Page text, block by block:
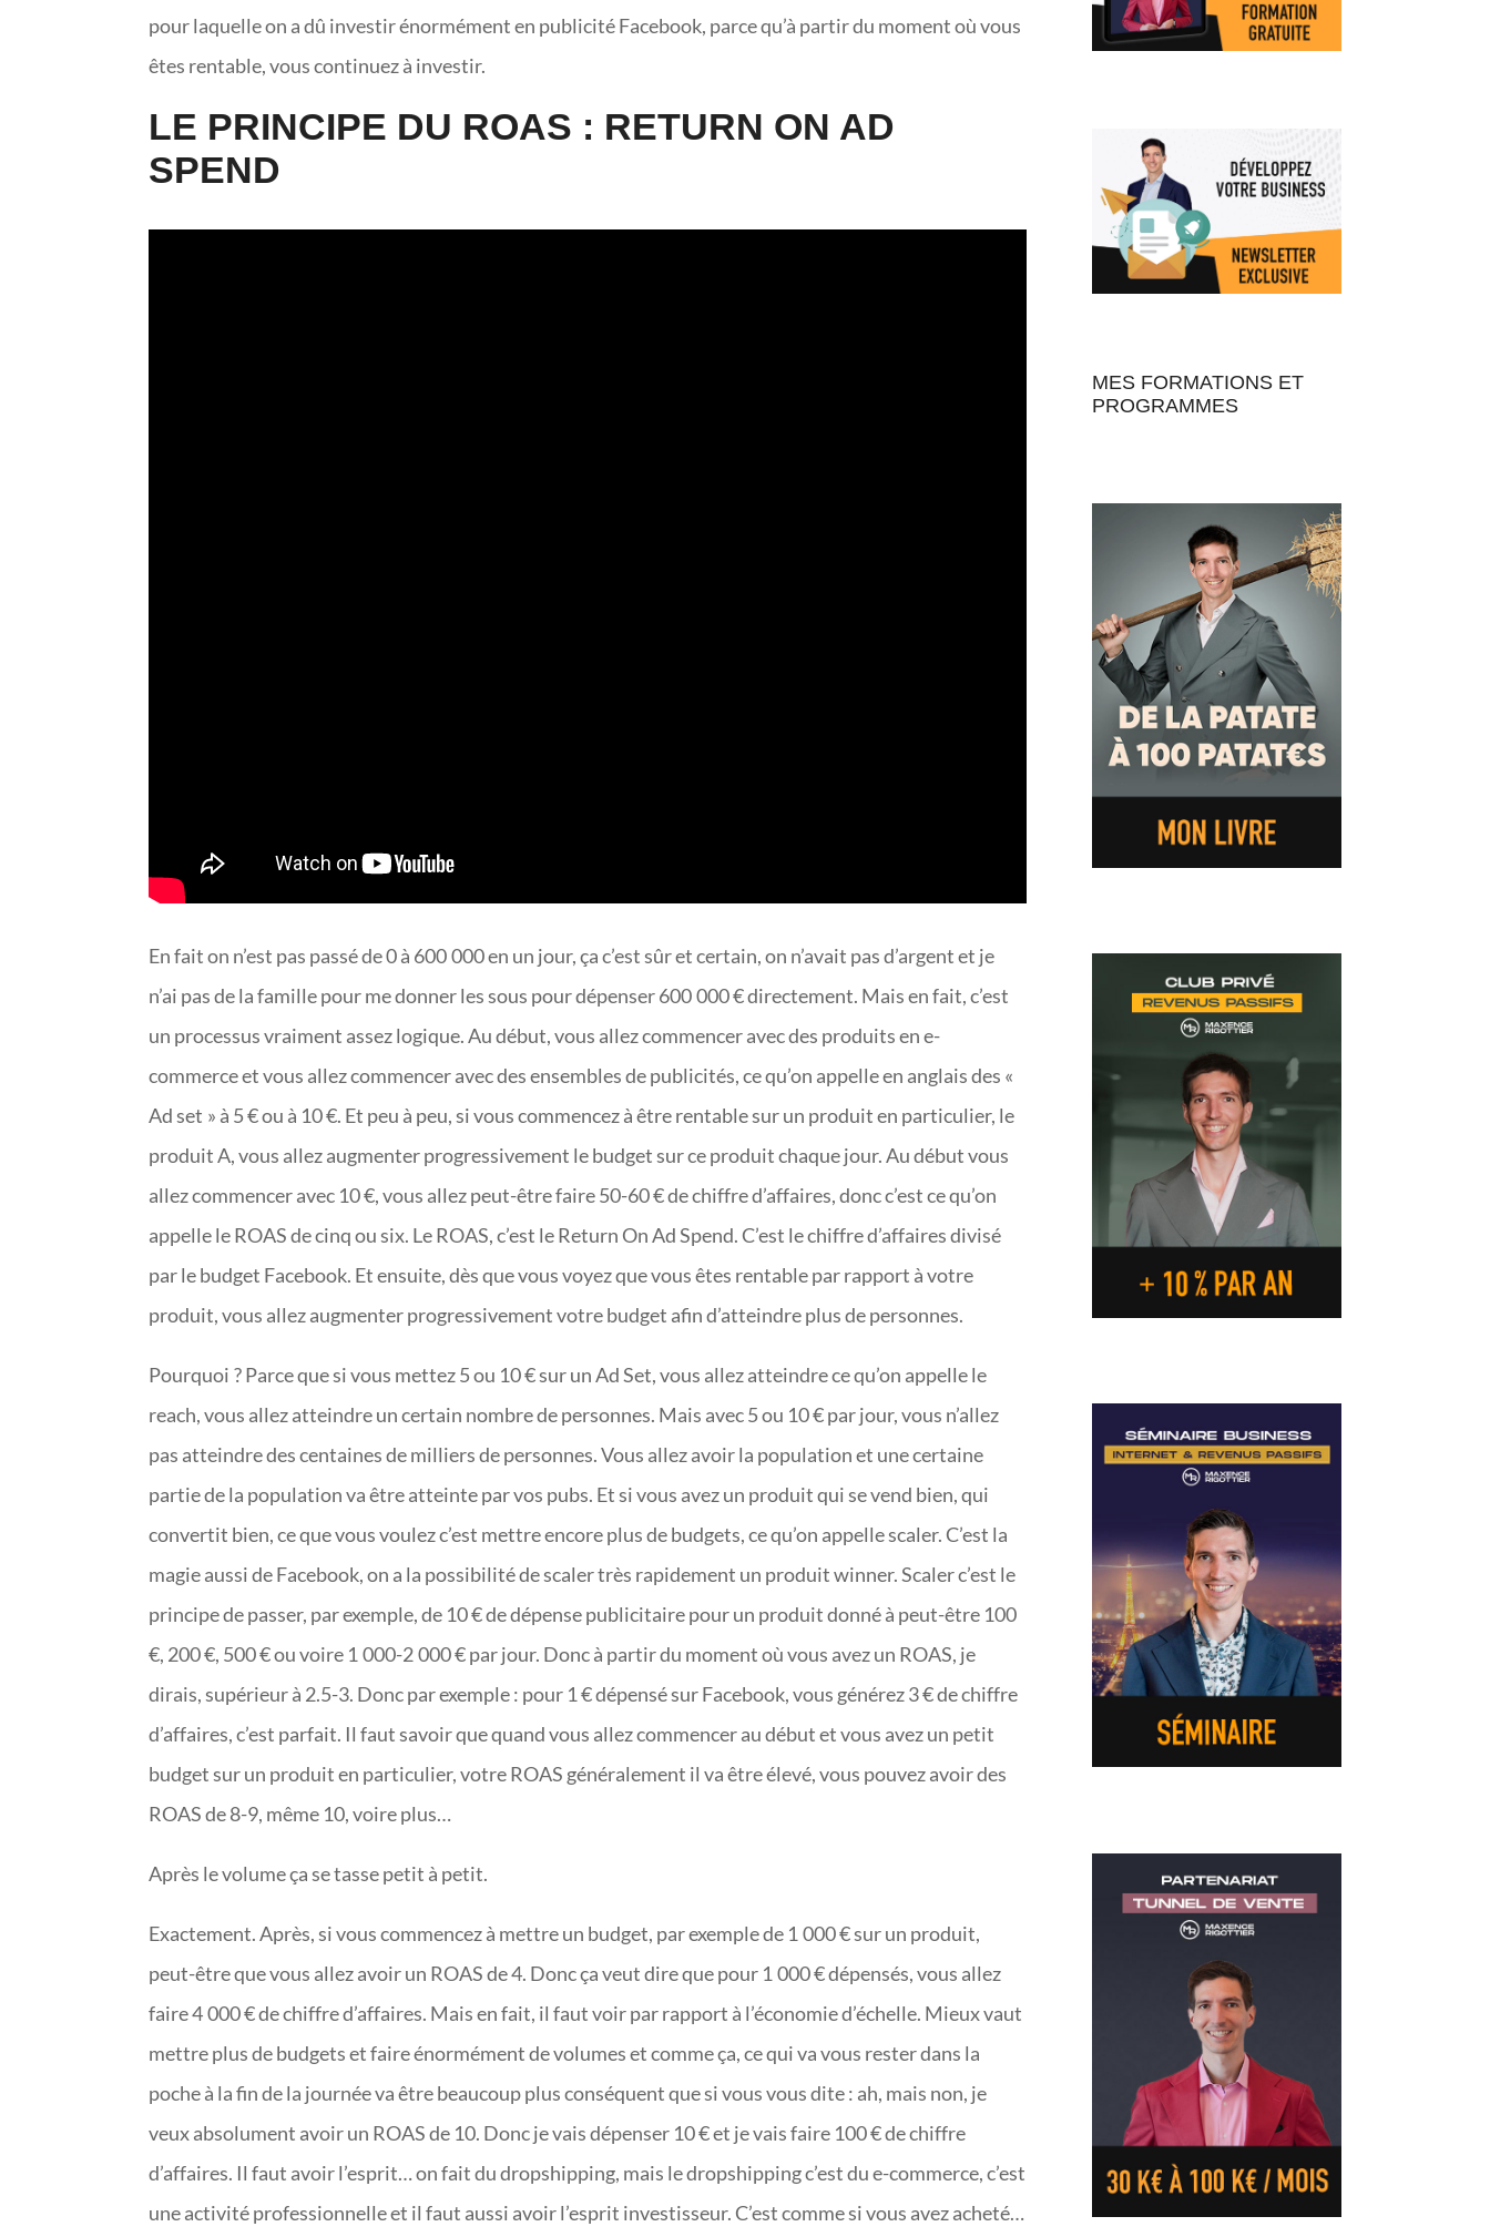
pour laquelle on a dû investir énormément en publicité Facebook, parce qu’à partir du moment où vous
êtes rentable, vous continuez à investir.
LE PRINCIPE DU ROAS : RETURN ON AD
SPEND
En fait on n’est pas passé de 0 à 600 000 en un jour, ça c’est sûr et certain, on n’avait pas d’argent et je
n’ai pas de la famille pour me donner les sous pour dépenser 600 000 € directement. Mais en fait, c’est
un processus vraiment assez logique. Au début, vous allez commencer avec des produits en e-
commerce et vous allez commencer avec des ensembles de publicités, ce qu’on appelle en anglais des «
Ad set » à 5 € ou à 10 €. Et peu à peu, si vous commencez à être rentable sur un produit en particulier, le
produit A, vous allez augmenter progressivement le budget sur ce produit chaque jour. Au début vous
allez commencer avec 10 €, vous allez peut-être faire 50-60 € de chiffre d’affaires, donc c’est ce qu’on
appelle le ROAS de cinq ou six. Le ROAS, c’est le Return On Ad Spend. C’est le chiffre d’affaires divisé
par le budget Facebook. Et ensuite, dès que vous voyez que vous êtes rentable par rapport à votre
produit, vous allez augmenter progressivement votre budget afin d’atteindre plus de personnes.
Pourquoi ? Parce que si vous mettez 5 ou 10 € sur un Ad Set, vous allez atteindre ce qu’on appelle le
reach, vous allez atteindre un certain nombre de personnes. Mais avec 5 ou 10 € par jour, vous n’allez
pas atteindre des centaines de milliers de personnes. Vous allez avoir la population et une certaine
partie de la population va être atteinte par vos pubs. Et si vous avez un produit qui se vend bien, qui
convertit bien, ce que vous voulez c’est mettre encore plus de budgets, ce qu’on appelle scaler. C’est la
magie aussi de Facebook, on a la possibilité de scaler très rapidement un produit winner. Scaler c’est le
principe de passer, par exemple, de 10 € de dépense publicitaire pour un produit donné à peut-être 100
€, 200 €, 500 € ou voire 1 000-2 000 € par jour. Donc à partir du moment où vous avez un ROAS, je
dirais, supérieur à 2.5-3. Donc par exemple : pour 1 € dépensé sur Facebook, vous générez 3 € de chiffre
d’affaires, c’est parfait. Il faut savoir que quand vous allez commencer au début et vous avez un petit
budget sur un produit en particulier, votre ROAS généralement il va être élevé, vous pouvez avoir des
ROAS de 8-9, même 10, voire plus…
Après le volume ça se tasse petit à petit.
Exactement. Après, si vous commencez à mettre un budget, par exemple de 1 000 € sur un produit,
peut-être que vous allez avoir un ROAS de 4. Donc ça veut dire que pour 1 000 € dépensés, vous allez
faire 4 000 € de chiffre d’affaires. Mais en fait, il faut voir par rapport à l’économie d’échelle. Mieux vaut
mettre plus de budgets et faire énormément de volumes et comme ça, ce qui va vous rester dans la
poche à la fin de la journée va être beaucoup plus conséquent que si vous vous dite : ah, mais non, je
veux absolument avoir un ROAS de 10. Donc je vais dépenser 10 € et je vais faire 100 € de chiffre
d’affaires. Il faut avoir l’esprit… on fait du dropshipping, mais le dropshipping c’est du e-commerce, c’est
une activité professionnelle et il faut aussi avoir l’esprit investisseur. C’est comme si vous avez acheté…
MES FORMATIONS ET
PROGRAMMES